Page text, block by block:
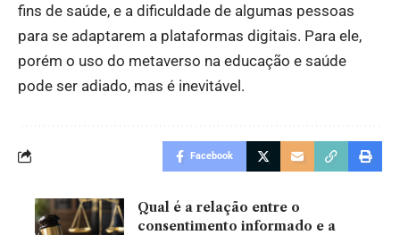
fins de saúde, e a dificuldade de algumas pessoas
para se adaptarem a plataformas digitais. Para ele,
porém o uso do metaverso na educação e saúde
pode ser adiado, mas é inevitável.
Facebook
Qual é a relação entre o
consentimento informado e a